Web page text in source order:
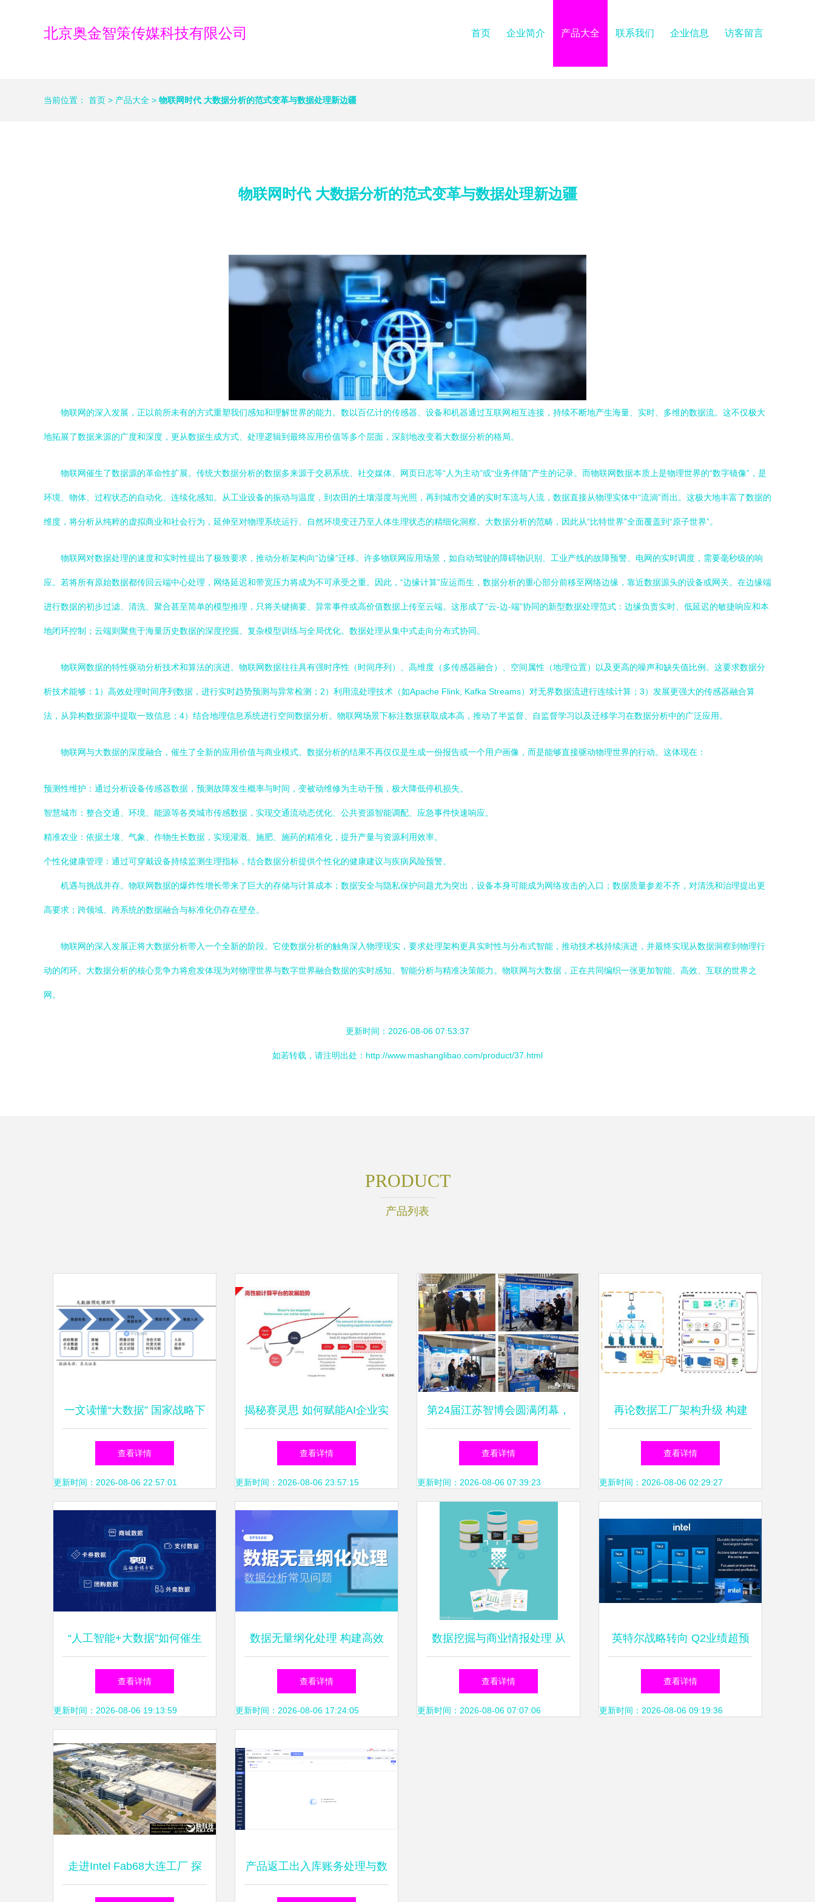
北京奥金智策传媒科技有限公司 首页 企业简介 产品大全 联系我们 企业信息 访客留言
当前位置： 首页 > 产品大全 > 物联网时代 大数据分析的范式变革与数据处理新边疆
物联网时代 大数据分析的范式变革与数据处理新边疆
物联网的深入发展，正以前所未有的方式重塑我们感知和理解世界的能力。数以百亿计的传感器、设备和机器通过互联网相互连接，持续不断地产生海量、实时、多维的数据流。这不仅极大
地拓展了数据来源的广度和深度，更从数据生成方式、处理逻辑到最终应用价值等多个层面，深刻地改变着大数据分析的格局。
物联网催生了数据源的革命性扩展。传统大数据分析的数据多来源于交易系统、社交媒体、网页日志等“人为主动”或“业务伴随”产生的记录。而物联网数据本质上是物理世界的“数字镜像”，是
环境、物体、过程状态的自动化、连续化感知。从工业设备的振动与温度，到农田的土壤湿度与光照，再到城市交通的实时车流与人流，数据直接从物理实体中“流淌”而出。这极大地丰富了数据的
维度，将分析从纯粹的虚拟商业和社会行为，延伸至对物理系统运行、自然环境变迁乃至人体生理状态的精细化洞察。大数据分析的范畴，因此从“比特世界”全面覆盖到“原子世界”。
物联网对数据处理的速度和实时性提出了极致要求，推动分析架构向“边缘”迁移。许多物联网应用场景，如自动驾驶的障碍物识别、工业产线的故障预警、电网的实时调度，需要毫秒级的响
应。若将所有原始数据都传回云端中心处理，网络延迟和带宽压力将成为不可承受之重。因此，“边缘计算”应运而生，数据分析的重心部分前移至网络边缘，靠近数据源头的设备或网关。在边缘端
进行数据的初步过滤、清洗、聚合甚至简单的模型推理，只将关键摘要、异常事件或高价值数据上传至云端。这形成了“云-边-端”协同的新型数据处理范式：边缘负责实时、低延迟的敏捷响应和本
地闭环控制；云端则聚焦于海量历史数据的深度挖掘、复杂模型训练与全局优化。数据处理从集中式走向分布式协同。
物联网数据的特性驱动分析技术和算法的演进。物联网数据往往具有强时序性（时间序列）、高维度（多传感器融合）、空间属性（地理位置）以及更高的噪声和缺失值比例。这要求数据分
析技术能够：1）高效处理时间序列数据，进行实时趋势预测与异常检测；2）利用流处理技术（如Apache Flink, Kafka Streams）对无界数据流进行连续计算；3）发展更强大的传感器融合算
法，从异构数据源中提取一致信息；4）结合地理信息系统进行空间数据分析。物联网场景下标注数据获取成本高，推动了半监督、自监督学习以及迁移学习在数据分析中的广泛应用。
物联网与大数据的深度融合，催生了全新的应用价值与商业模式。数据分析的结果不再仅仅是生成一份报告或一个用户画像，而是能够直接驱动物理世界的行动。这体现在：
预测性维护：通过分析设备传感器数据，预测故障发生概率与时间，变被动维修为主动干预，极大降低停机损失。
智慧城市：整合交通、环境、能源等各类城市传感数据，实现交通流动态优化、公共资源智能调配、应急事件快速响应。
精准农业：依据土壤、气象、作物生长数据，实现灌溉、施肥、施药的精准化，提升产量与资源利用效率。
个性化健康管理：通过可穿戴设备持续监测生理指标，结合数据分析提供个性化的健康建议与疾病风险预警。
机遇与挑战并存。物联网数据的爆炸性增长带来了巨大的存储与计算成本；数据安全与隐私保护问题尤为突出，设备本身可能成为网络攻击的入口；数据质量参差不齐，对清洗和治理提出更
高要求；跨领域、跨系统的数据融合与标准化仍存在壁垒。
物联网的深入发展正将大数据分析带入一个全新的阶段。它使数据分析的触角深入物理现实，要求处理架构更具实时性与分布式智能，推动技术栈持续演进，并最终实现从数据洞察到物理行
动的闭环。大数据分析的核心竞争力将愈发体现为对物理世界与数字世界融合数据的实时感知、智能分析与精准决策能力。物联网与大数据，正在共同编织一张更加智能、高效、互联的世界之
网。
更新时间：2026-08-06 07:53:37
如若转载，请注明出处：http://www.mashanglibao.com/product/37.html
PRODUCT
产品列表
一文读懂“大数据” 国家战略下
的数据处理行业与投资机遇
查看详情
更新时间：2026-08-06 22:57:01
揭秘赛灵思 如何赋能AI企业实
现数据驱动下的快速产品创新
与市场部署
查看详情
更新时间：2026-08-06 23:57:15
第24届江苏智博会圆满闭幕，
中服云亮相展会成果斐然，数
据处理技术引领行业新趋势
查看详情
更新时间：2026-08-06 07:39:23
再论数据工厂架构升级 构建
高效、弹性与智能的数据处理
核心
查看详情
更新时间：2026-08-06 02:29:27
“人工智能+大数据”如何催生
线下个性化营销新时代？
查看详情
更新时间：2026-08-06 19:13:59
数据无量纲化处理 构建高效
数据模型的基石
查看详情
更新时间：2026-08-06 17:24:05
数据挖掘与商业情报处理 从
数据海洋中提炼知识的艺术
查看详情
更新时间：2026-08-06 07:07:06
英特尔战略转向 Q2业绩超预
期后宣布大幅削减代工厂投资
查看详情
更新时间：2026-08-06 09:19:36
走进Intel Fab68大连工厂 探 产品返工出入库账务处理与数